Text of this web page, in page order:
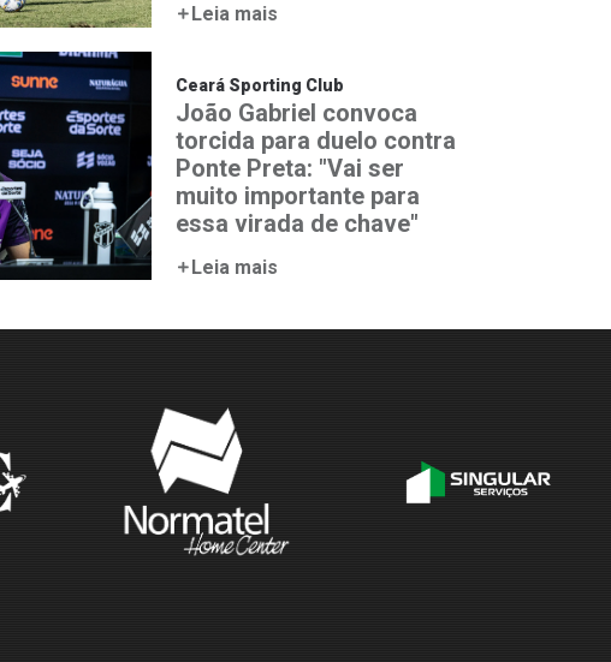
Leia mais
Ceará Sporting Club
João Gabriel convoca
torcida para duelo contra
Ponte Preta: "Vai ser
muito importante para
essa virada de chave"
Leia mais